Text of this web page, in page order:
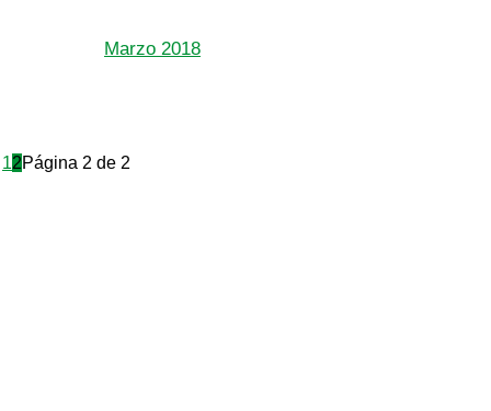
Marzo 2018
12Página 2 de 2